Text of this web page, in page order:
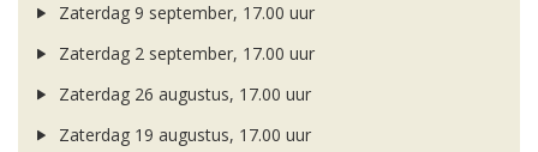
Zaterdag 9 september, 17.00 uur
Zaterdag 2 september, 17.00 uur
Zaterdag 26 augustus, 17.00 uur
Zaterdag 19 augustus, 17.00 uur